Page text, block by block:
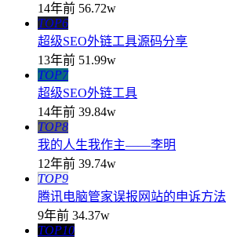
14年前 56.72w
TOP6
超级SEO外链工具源码分享
13年前 51.99w
TOP7
超级SEO外链工具
14年前 39.84w
TOP8
我的人生我作主——李明
12年前 39.74w
TOP9
腾讯电脑管家误报网站的申诉方法
9年前 34.37w
TOP10